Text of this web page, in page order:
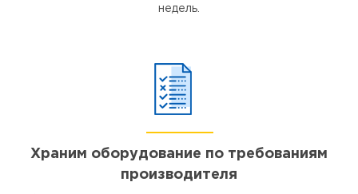
недель.
Храним оборудование по требованиям
производителя